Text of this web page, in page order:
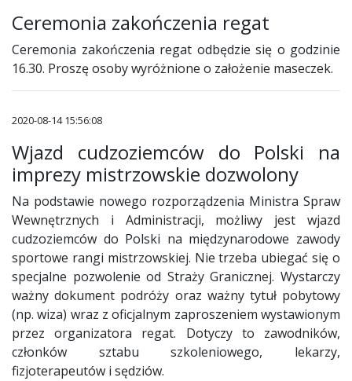
Ceremonia zakończenia regat
Ceremonia zakończenia regat odbędzie się o godzinie
16.30. Proszę osoby wyróżnione o założenie maseczek.
2020-08-14 15:56:08
Wjazd cudzoziemców do Polski na
imprezy mistrzowskie dozwolony
Na podstawie nowego rozporządzenia Ministra Spraw
Wewnętrznych i Administracji, możliwy jest wjazd
cudzoziemców do Polski na międzynarodowe zawody
sportowe rangi mistrzowskiej. Nie trzeba ubiegać się o
specjalne pozwolenie od Straży Granicznej. Wystarczy
ważny dokument podróży oraz ważny tytuł pobytowy
(np. wiza) wraz z oficjalnym zaproszeniem wystawionym
przez organizatora regat. Dotyczy to zawodników,
członków sztabu szkoleniowego, lekarzy,
fizjoterapeutów i sędziów.